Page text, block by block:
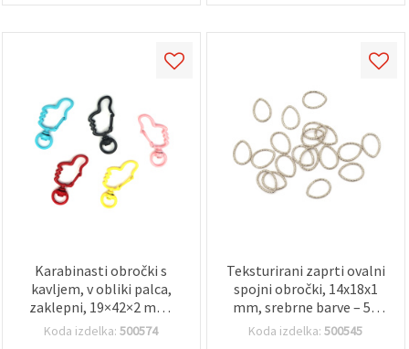
Karabinasti obročki s
kavljem, v obliki palca,
zaklepni, 19×42×2 mm,
notranja odprtina 10×25
Koda izdelka:500574
Teksturirani zaprti ovalni
spojni obročki, 14x18x1
mm, srebrne barve – 50
kosov
Koda izdelka:500545